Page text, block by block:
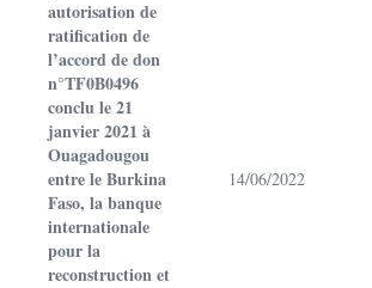
autorisation de
ratification de
l’accord de don
n°TF0B0496
conclu le 21
janvier 2021 à
Ouagadougou
entre le Burkina
Faso, la banque
internationale
pour la
reconstruction et
14/06/2022